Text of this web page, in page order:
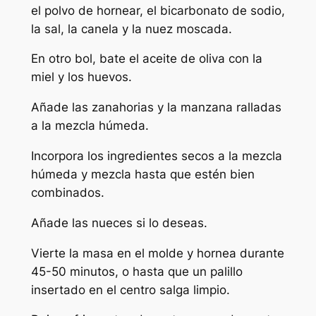
el polvo de hornear, el bicarbonato de sodio,
la sal, la canela y la nuez moscada.
En otro bol, bate el aceite de oliva con la
miel y los huevos.
Añade las zanahorias y la manzana ralladas
a la mezcla húmeda.
Incorpora los ingredientes secos a la mezcla
húmeda y mezcla hasta que estén bien
combinados.
Añade las nueces si lo deseas.
Vierte la masa en el molde y hornea durante
45-50 minutos, o hasta que un palillo
insertado en el centro salga limpio.